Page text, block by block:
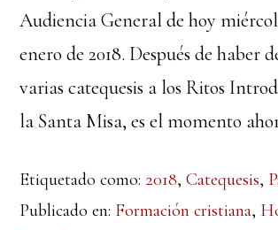
Audiencia General de hoy
enero de 2018. Después de haber
varias catequesis a los Ritos
la Santa Misa, es el momento
Etiquetado como: 2018,Catequesis,
Publicado en: Formación cristiana,